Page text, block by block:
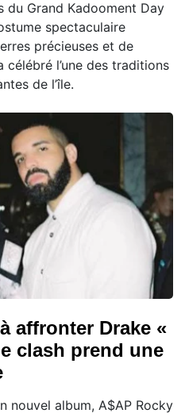
du Grand Kadooment Day
spectaculaire
précieuses et de
l’une des traditions
de l’île.
affronter Drake «
clash prend une
nouvel album, A$AP Rocky